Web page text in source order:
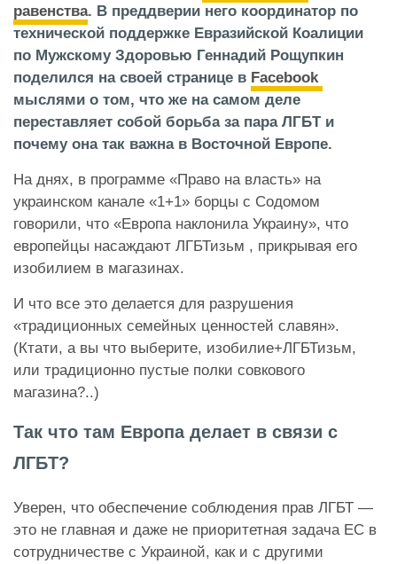
равенства. В преддверии него координатор по
технической поддержке Евразийской Коалиции
по Мужскому Здоровью Геннадий Рощупкин
поделился на своей странице в Facebook
мыслями о том, что же на самом деле
переставляет собой борьба за пара ЛГБТ и
почему она так важна в Восточной Европе.
На днях, в программе «Право на власть» на
украинском канале «1+1» борцы с Содомом
говорили, что «Европа наклонила Украину», что
европейцы насаждают ЛГБТизьм , прикрывая его
изобилием в магазинах.
И что все это делается для разрушения
«традиционных семейных ценностей славян».
(Ктати, а вы что выберите, изобилие+ЛГБТизьм,
или традиционно пустые полки совкового
магазина?..)
Так что там Европа делает в связи с
ЛГБТ?
Уверен, что обеспечение соблюдения прав ЛГБТ —
это не главная и даже не приоритетная задача ЕС в
сотрудничестве с Украиной, как и с другими